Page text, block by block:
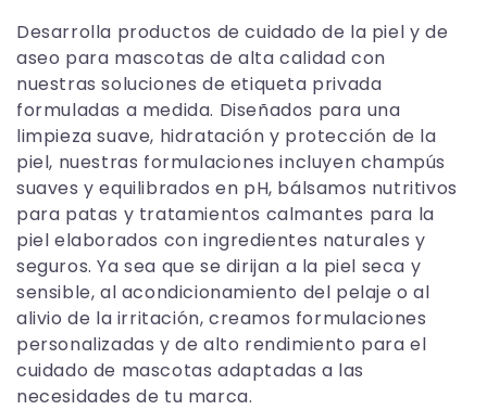
Desarrolla productos de cuidado de la piel y de
aseo para mascotas de alta calidad con
nuestras soluciones de etiqueta privada
formuladas a medida. Diseñados para una
limpieza suave, hidratación y protección de la
piel, nuestras formulaciones incluyen champús
suaves y equilibrados en pH, bálsamos nutritivos
para patas y tratamientos calmantes para la
piel elaborados con ingredientes naturales y
seguros. Ya sea que se dirijan a la piel seca y
sensible, al acondicionamiento del pelaje o al
alivio de la irritación, creamos formulaciones
personalizadas y de alto rendimiento para el
cuidado de mascotas adaptadas a las
necesidades de tu marca.